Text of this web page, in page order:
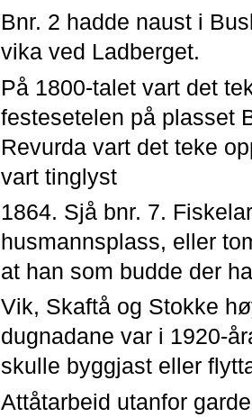
Bnr. 2 hadde naust i
vika ved Ladberget.
På 1800-talet vart det
festesetelen på plasset
Revurda vart det teke
vart tinglyst
1864. Sjå bnr. 7.
husmannsplass, eller
at han som budde der
Vik, Skaftå og Stokke
dugnadane var i 1920-
skulle byggjast eller
Attåtarbeid utanfor